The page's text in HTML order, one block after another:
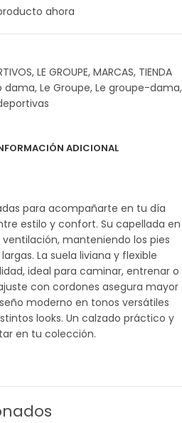
ahora
, LE GROUPE, MARCAS, TIENDA
dama, Le Groupe, Le groupe-dama,
ADICIONAL
para acompañarte en tu día
estilo y confort. Su capellada en
manteniendo los pies
La suela liviana y flexible
ideal para caminar, entrenar o
con cordones asegura mayor
moderno en tonos versátiles
looks. Un calzado práctico y
en tu colección.